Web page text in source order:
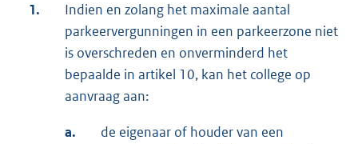
1.
Indien en zolang het maximale aantal
parkeervergunningen in een parkeerzone niet
is overschreden en onverminderd het
bepaalde in artikel 10, kan het college op
aanvraag aan:
a.
de eigenaar of houder van een